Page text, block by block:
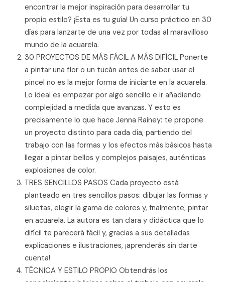
encontrar la mejor inspiración para desarrollar tu
propio estilo? ¡Esta es tu guía! Un curso práctico en 30
días para lanzarte de una vez por todas al maravilloso
mundo de la acuarela.
30 PROYECTOS DE MÁS FÁCIL A MÁS DIFÍCIL Ponerte
a pintar una flor o un tucán antes de saber usar el
pincel no es la mejor forma de iniciarte en la acuarela.
Lo ideal es empezar por algo sencillo e ir añadiendo
complejidad a medida que avanzas. Y esto es
precisamente lo que hace Jenna Rainey: te propone
un proyecto distinto para cada día, partiendo del
trabajo con las formas y los efectos más básicos hasta
llegar a pintar bellos y complejos paisajes, auténticas
explosiones de color.
TRES SENCILLOS PASOS Cada proyecto está
planteado en tres sencillos pasos: dibujar las formas y
siluetas, elegir la gama de colores y, fnalmente, pintar
en acuarela. La autora es tan clara y didáctica que lo
difícil te parecerá fácil y, gracias a sus detalladas
explicaciones e ilustraciones, ¡aprenderás sin darte
cuenta!
TÉCNICA Y ESTILO PROPIO Obtendrás los